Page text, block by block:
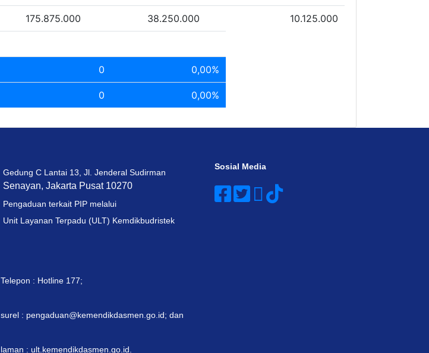
175.875.000 38.250.000 10.125.000
0 0,00%
0 0,00%
Gedung C Lantai 13, Jl. Jenderal Sudirman
Senayan, Jakarta Pusat 10270
Pengaduan terkait PIP melalui
Unit Layanan Terpadu (ULT) Kemdikbudristek
Telepon : Hotline 177;
surel : pengaduan@kemendikdasmen.go.id; dan
laman : ult.kemendikdasmen.go.id.
Sosial Media